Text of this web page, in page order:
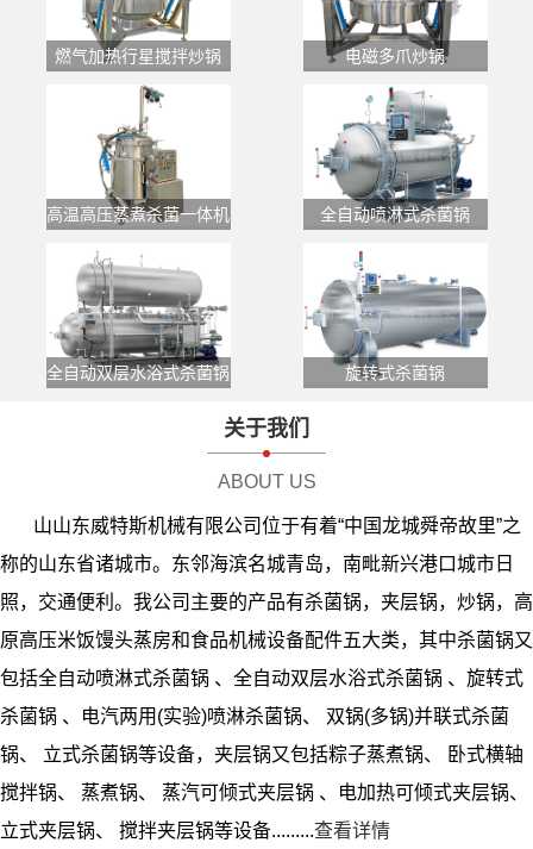
燃气加热行星搅拌炒锅 电磁多爪炒锅
高温高压蒸煮杀菌一体机 全自动喷淋式杀菌锅
全自动双层水浴式杀菌锅 旋转式杀菌锅
关于我们
ABOUT US
山山东威特斯机械有限公司位于有着“中国龙城舜帝故里”之
称的山东省诸城市。东邻海滨名城青岛，南毗新兴港口城市日
照，交通便利。我公司主要的产品有杀菌锅，夹层锅，炒锅，高
原高压米饭馒头蒸房和食品机械设备配件五大类，其中杀菌锅又
包括全自动喷淋式杀菌锅 、全自动双层水浴式杀菌锅 、旋转式
杀菌锅 、电汽两用(实验)喷淋杀菌锅、 双锅(多锅)并联式杀菌
锅、 立式杀菌锅等设备，夹层锅又包括粽子蒸煮锅、 卧式横轴
搅拌锅、 蒸煮锅、 蒸汽可倾式夹层锅 、电加热可倾式夹层锅、
立式夹层锅、 搅拌夹层锅等设备.........查看详情